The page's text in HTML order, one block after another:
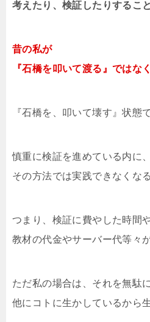
考えたり、検証したりするこ
昔の私が
『石橋を叩いて渡る』ではな
『石橋を、叩いて壊す』状態
慎重に検証を進めている内に、
その方法では実践できなくな
つまり、検証に費やした時間
教材の代金やサーバー代等々
ただ私の場合は、それを無駄
他にコトに生かしているから